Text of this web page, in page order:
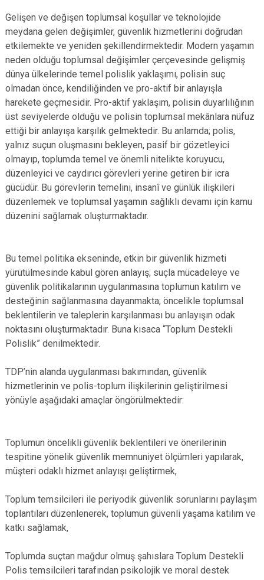
Gelişen ve değişen toplumsal koşullar ve teknolojide
meydana gelen değişimler, güvenlik hizmetlerini doğrudan
etkilemekte ve yeniden şekillendirmektedir. Modern yaşamın
neden olduğu toplumsal değişimler çerçevesinde gelişmiş
dünya ülkelerinde temel polislik yaklaşımı, polisin suç
olmadan önce, kendiliğinden ve pro-aktif bir anlayışla
harekete geçmesidir. Pro-aktif yaklaşım, polisin duyarlılığının
üst seviyelerde olduğu ve polisin toplumsal mekânlara nüfuz
ettiği bir anlayışa karşılık gelmektedir. Bu anlamda; polis,
yalnız suçun oluşmasını bekleyen, pasif bir gözetleyici
olmayıp, toplumda temel ve önemli nitelikte koruyucu,
düzenleyici ve caydırıcı görevleri yerine getiren bir icra
gücüdür. Bu görevlerin temelini, insanî ve günlük ilişkileri
düzenlemek ve toplumsal yaşamın sağlıklı devamı için kamu
düzenini sağlamak oluşturmaktadır.
Bu temel politika ekseninde, etkin bir güvenlik hizmeti
yürütülmesinde kabul gören anlayış; suçla mücadeleye ve
güvenlik politikalarının uygulanmasına toplumun katılım ve
desteğinin sağlanmasına dayanmakta; öncelikle toplumsal
beklentilerin ve taleplerin karşılanması bu anlayışın odak
noktasını oluşturmaktadır. Buna kısaca “Toplum Destekli
Polislik” denilmektedir.
TDP’nin alanda uygulanması bakımından, güvenlik
hizmetlerinin ve polis-toplum ilişkilerinin geliştirilmesi
yönüyle aşağıdaki amaçlar öngörülmektedir:
Toplumun öncelikli güvenlik beklentileri ve önerilerinin
tespitine yönelik güvenlik memnuniyet ölçümleri yapılarak,
müşteri odaklı hizmet anlayışı geliştirmek,
Toplum temsilcileri ile periyodik güvenlik sorunlarını paylaşım
toplantıları düzenlenerek, toplumun güvenli yaşama katılım ve
katkı sağlamak,
Toplumda suçtan mağdur olmuş şahıslara Toplum Destekli
Polis temsilcileri tarafından psikolojik ve moral destek